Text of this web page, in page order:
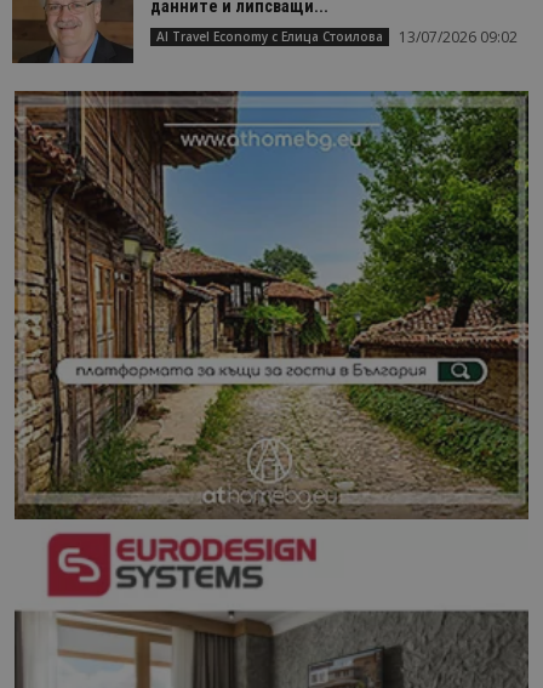
данните и липсващи...
AI Travel Economy с Елица Стоилова 13/07/2026 09:02